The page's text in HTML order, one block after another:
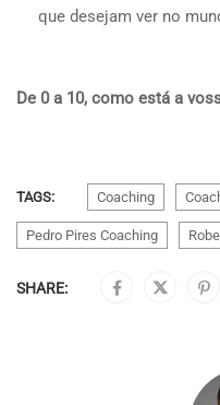
que desejam ver no
De 0 a 10, como está a
TAGS: Coaching
Pedro Pires Coaching
SHARE: